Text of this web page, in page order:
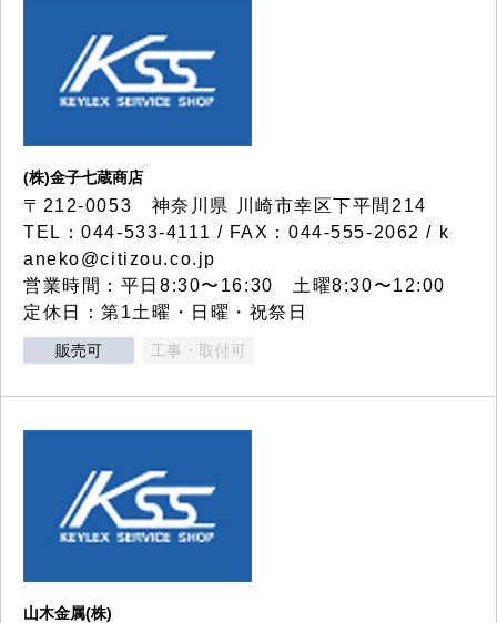
(株)金子七蔵商店
〒212-0053 神奈川県 川崎市幸区下平間214
TEL：044-533-4111 / FAX：044-555-2062 / k
aneko@citizou.co.jp
営業時間：平日8:30〜16:30 土曜8:30〜12:00
定休日：第1土曜・日曜・祝祭日
販売可 工事・取付可
山木金属(株)